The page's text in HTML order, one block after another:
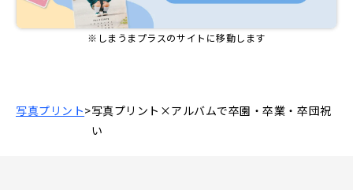
※しまうまプラスのサイトに移動します
写真プリント 写真プリント×アルバムで卒園・卒業・卒団祝
い